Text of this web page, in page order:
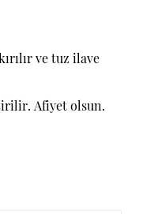
ve tuz ilave
Afiyet olsun.